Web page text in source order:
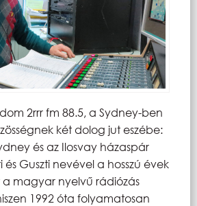
2rrr fm 88.5, a Sydney-ben
két dolog jut eszébe:
és az Ilosvay házaspár
Guszti nevével a hosszú évek
magyar nyelvű rádiózás
1992 óta folyamatosan